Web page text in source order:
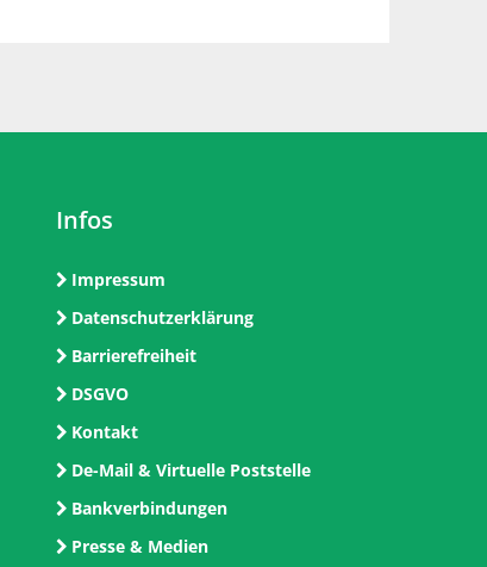
Infos
Impressum
Datenschutzerklärung
Barrierefreiheit
DSGVO
Kontakt
De-Mail & Virtuelle Poststelle
Bankverbindungen
Presse & Medien